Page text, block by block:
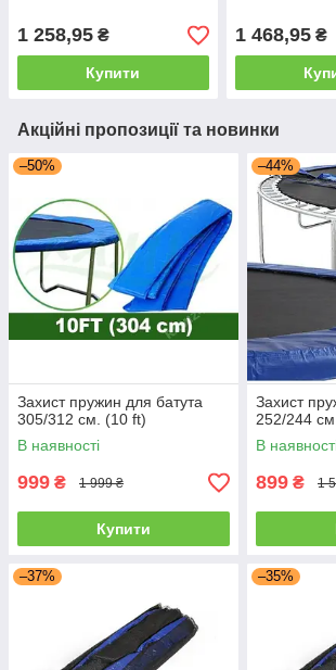
1 258,95 ₴
Купити
1 468,95₴
Акційні пропозиції та новинки
–50%
Захист пружин для батута
305/312 см. (10 ft)
В наявності
999 ₴ 1 999 ₴
Купити
–44%
Захист
252/244
В
899 ₴ 1
–37% –35%